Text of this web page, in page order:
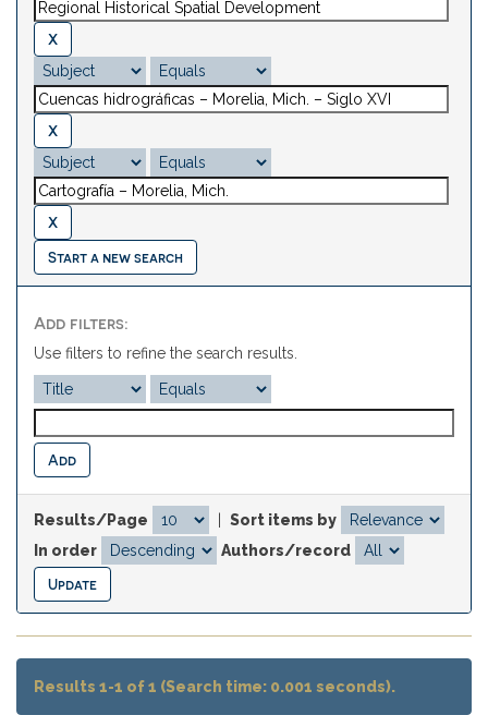
Start a new search
Add filters:
Use filters to refine the search results.
Results/Page
Sort items by
In order
Authors/record
Results 1-1 of 1 (Search time: 0.001 seconds).